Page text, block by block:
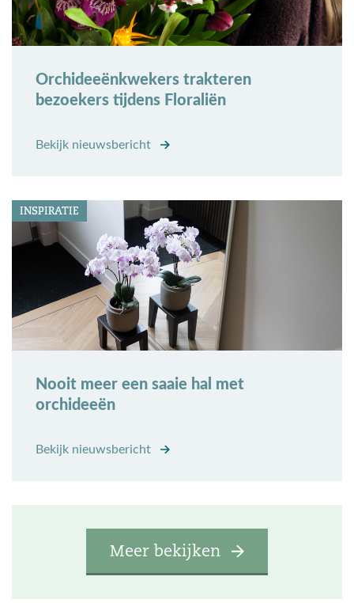
Orchideeënkwekers trakteren
bezoekers tijdens Floraliën
Bekijk nieuwsbericht
INSPIRATIE
Nooit meer een saaie hal met
orchideeën
Bekijk nieuwsbericht
Meer bekijken